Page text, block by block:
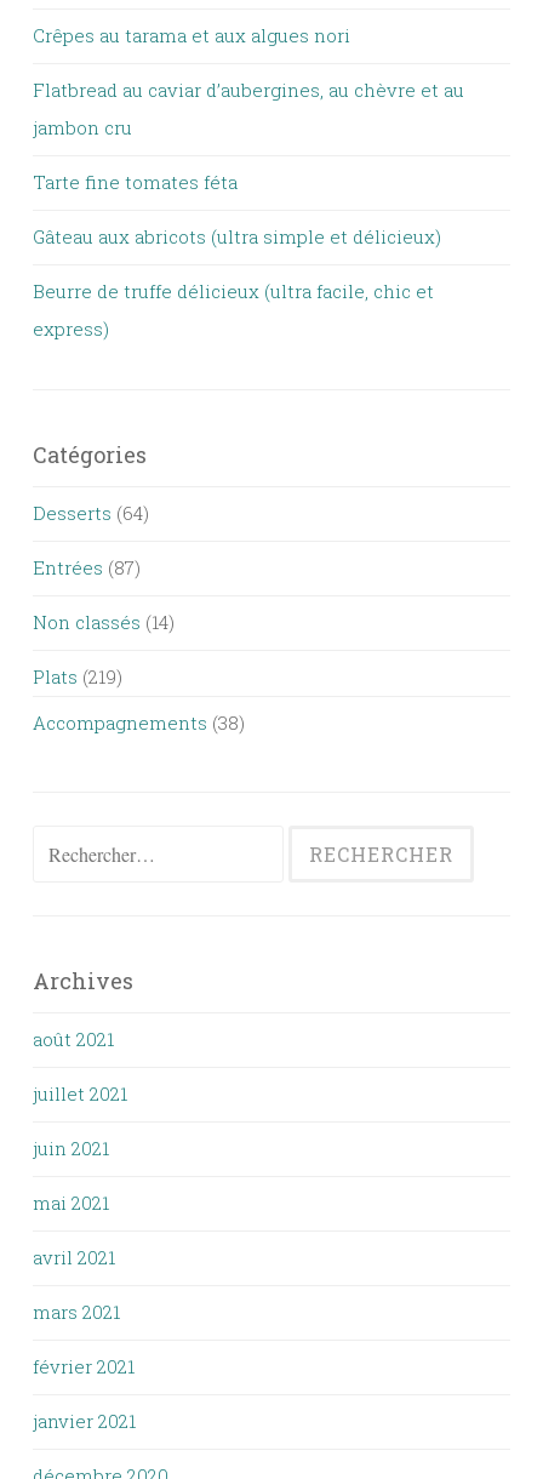
Crêpes au tarama et aux algues nori
Flatbread au caviar d’aubergines, au chèvre et au
jambon cru
Tarte fine tomates féta
Gâteau aux abricots (ultra simple et délicieux)
Beurre de truffe délicieux (ultra facile, chic et
express)
Catégories
Desserts (64)
Entrées (87)
Non classés (14)
Plats (219)
Accompagnements (38)
Rechercher :
Archives
août 2021
juillet 2021
juin 2021
mai 2021
avril 2021
mars 2021
février 2021
janvier 2021